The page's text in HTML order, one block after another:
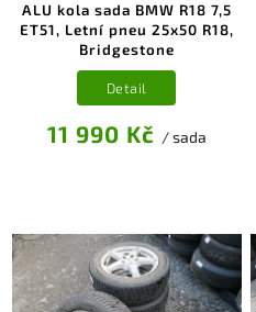
ALU kola sada BMW R18 7,5
ET51, Letní pneu 25x50 R18,
Bridgestone
11 990 Kč / sada
Detail